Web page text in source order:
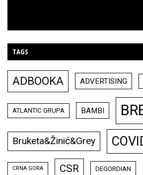
TAGS
ADBOOKA ADVERTISING
ATLANTIC GRUPA BAMBI
Bruketa&Žinić&Grey
CRNA GORA CSR DEGORDIAN